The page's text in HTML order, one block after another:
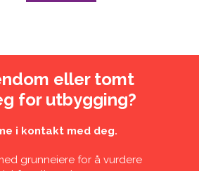
eller tomt
for utbygging?
i kontakt med deg.
grunneiere for å vurdere